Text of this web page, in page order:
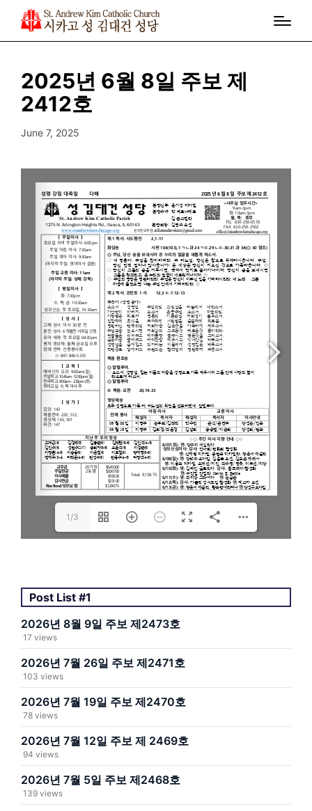
2025년 6월 8일 주보 제
2412호
June 7, 2025
1/3
Post List #1
2026년 8월 9일 주보 제2473호
17 views
2026년 7월 26일 주보 제2471호
103 views
2026년 7월 19일 주보 제2470호
78 views
2026년 7월 12일 주보 제 2469호
94 views
2026년 7월 5일 주보 제2468호
139 views